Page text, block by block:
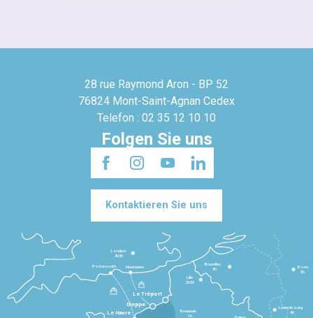
28 rue Raymond Aron - BP 52
76824 Mont-Saint-Agnan Cedex
Telefon : 02 35 12 10 10
Folgen Sie uns
Kontaktieren Sie uns
Le Havre
Dieppe
Le Tréport
Beauvais
1h
Reims
Lille
2h30
Bruxelles
3h
Londres
3h30
Newhaven
Portsmouth
Bonn
5h
Luxembourg
4h